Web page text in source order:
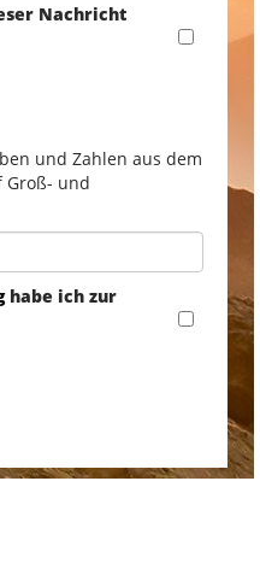
Nachricht
und Zahlen aus dem
Groß- und
habe ich zur